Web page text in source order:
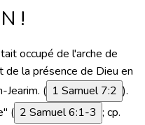
!
occupé de l'arche de
la présence de Dieu en
Jearim. ( 1 Samuel 7:2 ).
( 2 Samuel 6:1-3 ; cp.